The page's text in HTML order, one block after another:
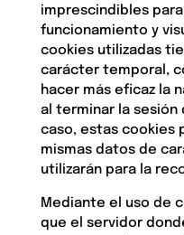
imprescindibles
funcionamiento y
cookies utilizadas
carácter temporal,
hacer más eficaz la
al terminar la sesión
caso, estas cookies
mismas datos de
utilizarán para la
Mediante el uso de
que el servidor